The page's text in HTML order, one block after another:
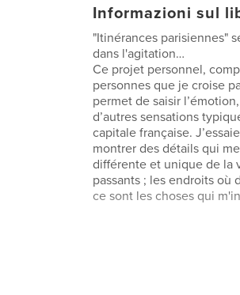
Informazioni sul
"Itinérances parisiennes"
dans l'agitation…
Ce projet personnel,
personnes que je croise
permet de saisir
d’autres sensations
capitale française.
montrer des détails qui
différente et unique de la
passants ; les endroits où
ce sont les choses qui